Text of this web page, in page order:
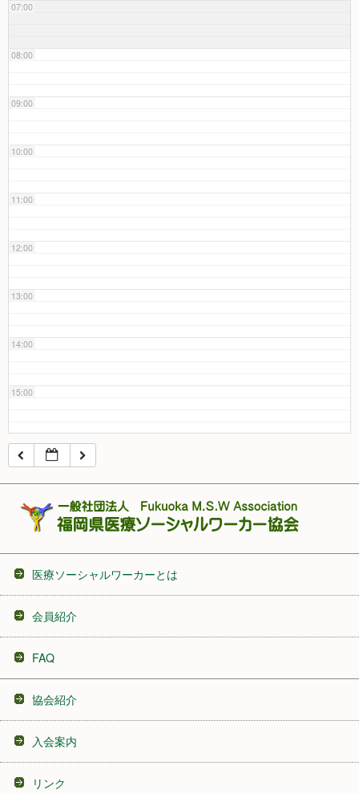
07:00
08:00
09:00
10:00
11:00
12:00
13:00
14:00
15:00
16:00
21:00
23:00
医療ソーシャルワーカーとは
会員紹介
FAQ
協会紹介
入会案内
リンク